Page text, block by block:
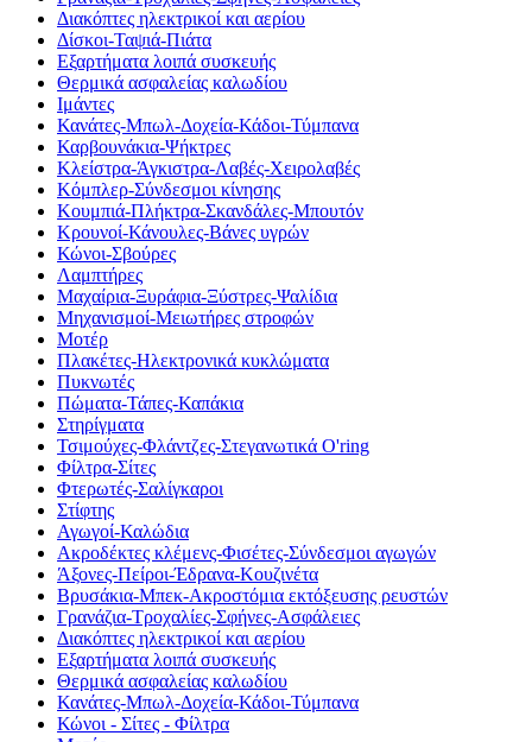
Διακόπτες ηλεκτρικοί και αερίου
Δίσκοι-Ταψιά-Πιάτα
Εξαρτήματα λοιπά συσκευής
Θερμικά ασφαλείας καλωδίου
Ιμάντες
Κανάτες-Μπωλ-Δοχεία-Κάδοι-Τύμπανα
Καρβουνάκια-Ψήκτρες
Κλείστρα-Άγκιστρα-Λαβές-Χειρολαβές
Κόμπλερ-Σύνδεσμοι κίνησης
Κουμπιά-Πλήκτρα-Σκανδάλες-Μπουτόν
Κρουνοί-Κάνουλες-Βάνες υγρών
Κώνοι-Σβούρες
Λαμπτήρες
Μαχαίρια-Ξυράφια-Ξύστρες-Ψαλίδια
Μηχανισμοί-Μειωτήρες στροφών
Μοτέρ
Πλακέτες-Ηλεκτρονικά κυκλώματα
Πυκνωτές
Πώματα-Τάπες-Καπάκια
Στηρίγματα
Τσιμούχες-Φλάντζες-Στεγανωτικά O'ring
Φίλτρα-Σίτες
Φτερωτές-Σαλίγκαροι
Στίφτης
Αγωγοί-Καλώδια
Ακροδέκτες κλέμενς-Φισέτες-Σύνδεσμοι αγωγών
Άξονες-Πείροι-Έδρανα-Κουζινέτα
Βρυσάκια-Μπεκ-Ακροστόμια εκτόξευσης ρευστών
Γρανάζια-Τροχαλίες-Σφήνες-Ασφάλειες
Διακόπτες ηλεκτρικοί και αερίου
Εξαρτήματα λοιπά συσκευής
Θερμικά ασφαλείας καλωδίου
Κανάτες-Μπωλ-Δοχεία-Κάδοι-Τύμπανα
Κώνοι - Σίτες - Φίλτρα